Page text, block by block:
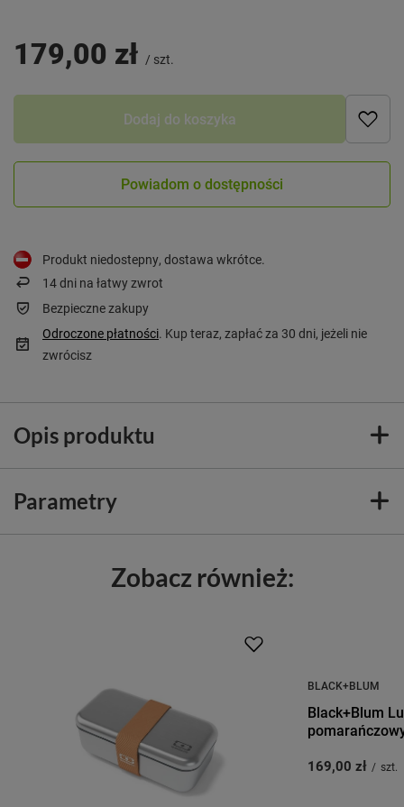
179,00 zł / szt.
Dodaj do koszyka
Powiadom o dostępności
Produkt niedostepny, dostawa wkrótce
14dni na łatwy zwrot
Bezpieczne zakupy
Odroczone płatności. Kup teraz, zapłać za 30 dni, jeżeli nie
zwrócisz
Opis produktu
Parametry
Zobacz również:
BLACK+BLUM
Black+Blum
169,00 zł / szt.